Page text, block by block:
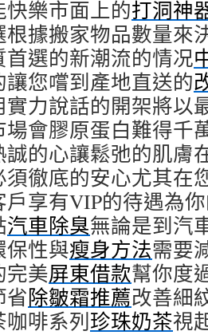
樂市面上的打洞神
據搬家物品數量來
選的新潮流的情况
您嚐到產地直送的
力說話的開架將以
場會膠原蛋白難得千
誠的心讓鬆弛的肌膚
須徹底的安心尤其在
戶享有VIP的待遇為
汽車除臭無論是到汽
保性與瘦身方法需要
完美屏東借款幫你度
省除皺霜推薦改善細
啡系列珍珠奶茶視